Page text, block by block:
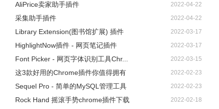
AliPrice卖家助手插件 2022-04-22
采集助手插件 2022-04-22
Library Extension(图书馆扩展) 插件 2022-03-17
HighlightNow插件 - 网页笔记插件 2022-03-17
Font Picker - 网页字体识别工具Chr... 2022-03-15
这3款好用的Chrome插件你值得拥有 2022-02-23
Sequel Pro - 简单的MySQL管理工具 2022-02-23
Rock Hand 摇滚手势chrome插件下载 2022-02-18